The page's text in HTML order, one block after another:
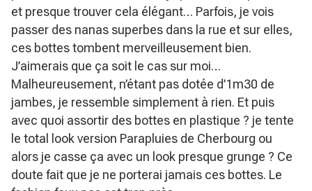
et presque trouver cela élégant… Parfois, je vois
passer des nanas superbes dans la rue et sur elles,
ces bottes tombent merveilleusement bien.
J’aimerais que ça soit le cas sur moi…
Malheureusement, n’étant pas dotée d’1m30 de
jambes, je ressemble simplement à rien. Et puis
avec quoi assortir des bottes en plastique ? je tente
le total look version Parapluies de Cherbourg ou
alors je casse ça avec un look presque grunge ? Ce
doute fait que je ne porterai jamais ces bottes. Le